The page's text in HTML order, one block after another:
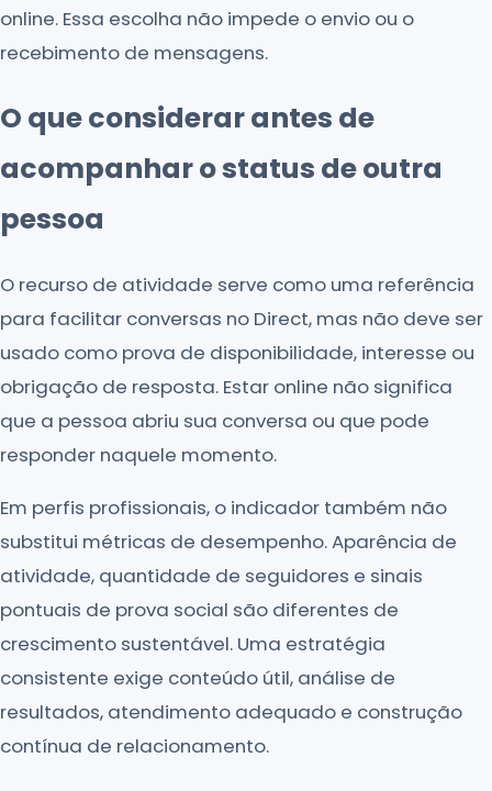
online. Essa escolha não impede o envio ou o
recebimento de mensagens.
O que considerar antes de
acompanhar o status de outra
pessoa
O recurso de atividade serve como uma referência
para facilitar conversas no Direct, mas não deve ser
usado como prova de disponibilidade, interesse ou
obrigação de resposta. Estar online não significa
que a pessoa abriu sua conversa ou que pode
responder naquele momento.
Em perfis profissionais, o indicador também não
substitui métricas de desempenho. Aparência de
atividade, quantidade de seguidores e sinais
pontuais de prova social são diferentes de
crescimento sustentável. Uma estratégia
consistente exige conteúdo útil, análise de
resultados, atendimento adequado e construção
contínua de relacionamento.